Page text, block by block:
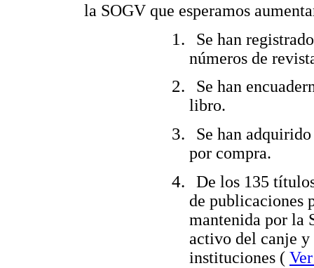
la SOGV que esperamos
Se han
números de
Se han
libro.
Se han
por compra.
De los 135
de publicaciones
mantenida por la
activo del canje y
instituciones (